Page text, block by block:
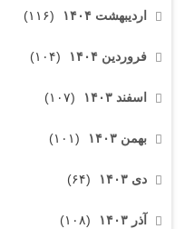
اردیبهشت ۱۴۰۴ (۱۱۶)
فروردین ۱۴۰۴ (۱۰۴)
اسفند ۱۴۰۳ (۱۰۷)
بهمن ۱۴۰۳ (۱۰۱)
دی ۱۴۰۳ (۶۴)
آذر ۱۴۰۳ (۱۰۸)